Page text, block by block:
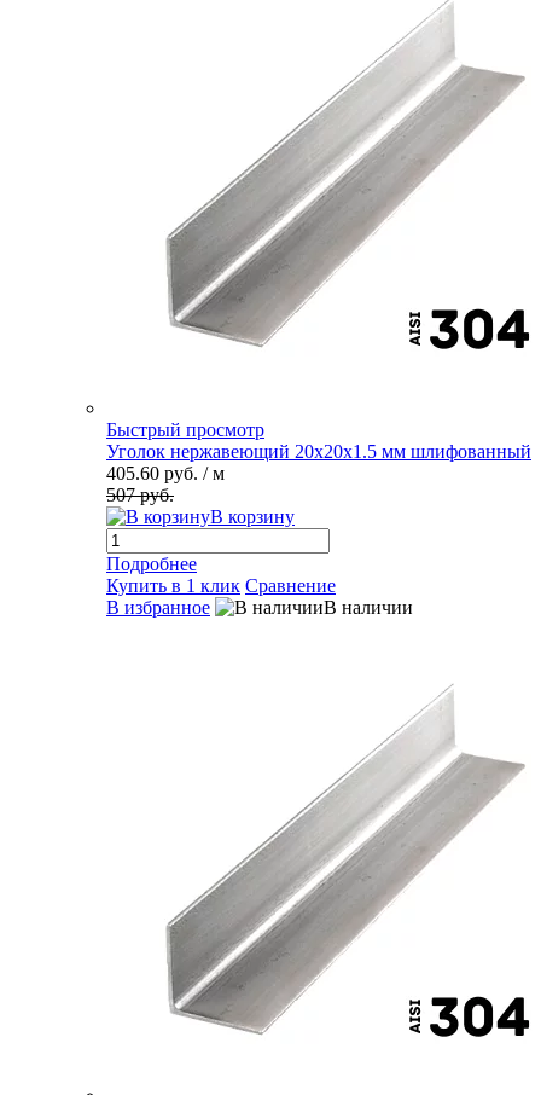
Быстрый просмотр
Уголок нержавеющий 20х20х1.5 мм шлифованный
405.60 руб. / м
507 руб.
В корзину
Подробнее
Купить в 1 клик Сравнение
В избранное
В наличии